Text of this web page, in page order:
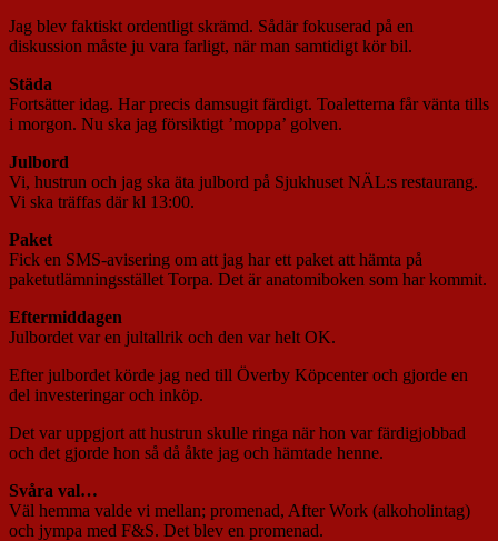
Jag blev faktiskt ordentligt skrämd. Sådär fokuserad på en
diskussion måste ju vara farligt, när man samtidigt kör bil.
Städa
Fortsätter idag. Har precis damsugit färdigt. Toaletterna får vänta tills
i morgon. Nu ska jag försiktigt ’moppa’ golven.
Julbord
Vi, hustrun och jag ska äta julbord på Sjukhuset NÄL:s restaurang.
Vi ska träffas där kl 13:00.
Paket
Fick en SMS-avisering om att jag har ett paket att hämta på
paketutlämningsstället Torpa. Det är anatomiboken som har kommit.
Eftermiddagen
Julbordet var en jultallrik och den var helt OK.
Efter julbordet körde jag ned till Överby Köpcenter och gjorde en
del investeringar och inköp.
Det var uppgjort att hustrun skulle ringa när hon var färdigjobbad
och det gjorde hon så då åkte jag och hämtade henne.
Svåra val…
Väl hemma valde vi mellan; promenad, After Work (alkoholintag)
och jympa med F&S. Det blev en promenad.